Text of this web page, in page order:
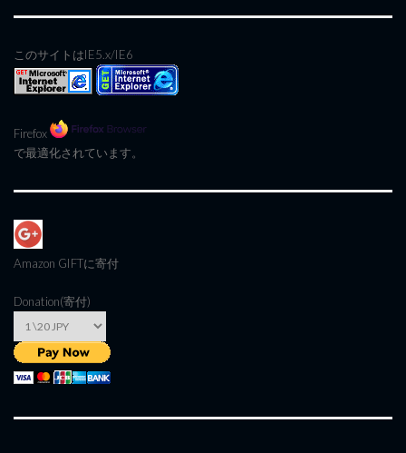
このサイトはIE5.x/IE6
Firefox
で最適化されています。
Amazon GIFTに寄付
Donation(寄付)